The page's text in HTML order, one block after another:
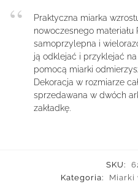
Praktyczna miarka
nowoczesnego materiału
samoprzylepna i
ją odklejać i przyklejać
pomocą miarki
Dekoracja w rozmiarze
sprzedawana w dwóch
zakładkę.
SKU:
Kategoria:
Miarki